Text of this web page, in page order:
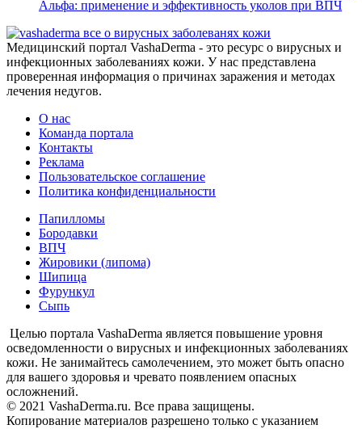
Альфа: применение и эффективность уколов при ВПЧ
все о вирусных заболеванях кожи
Медицинский портал VashaDerma - это ресурс о вирусных и
инфекционных заболеваниях кожи. У нас представлена
проверенная информация о причинах заражения и методах
лечения недугов.
О нас
Команда портала
Контакты
Реклама
Пользовательское соглашение
Политика конфиденциальности
Папилломы
Бородавки
ВПЧ
Жировики (липома)
Шипица
Фурункул
Сыпь
Целью портала VashaDerma является повышение уровня
осведомленности о вирусных и инфекционных заболеваниях
кожи. Не занимайтесь самолечением, это может быть опасно
для вашего здоровья и чревато появлением опасных
осложнений.
© 2021 VashaDerma.ru. Все права защищены.
Копирование материалов разрешено только с указанием